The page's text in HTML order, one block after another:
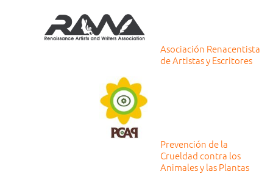
Asociación Renacentista
de Artistas y Escritores
Prevención de la
Crueldad contra los
Animales y las Plantas